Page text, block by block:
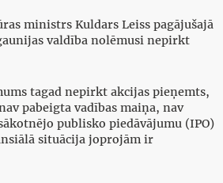
ministrs Kuldars Leiss pagājušajā
valdība nolēmusi nepirkt
tagad nepirkt akcijas pieņemts,
pabeigta vadības maiņa, nav
publisko piedāvājumu (IPO)
situācija joprojām ir